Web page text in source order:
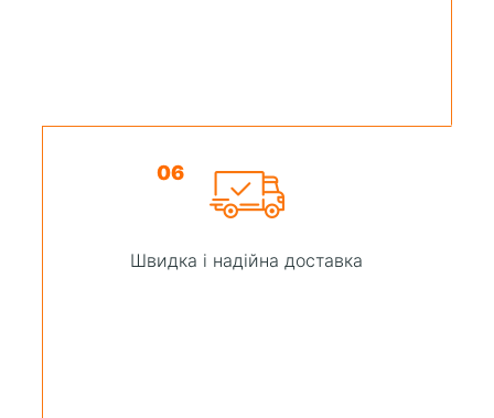
06
Швидка і надійна доставка